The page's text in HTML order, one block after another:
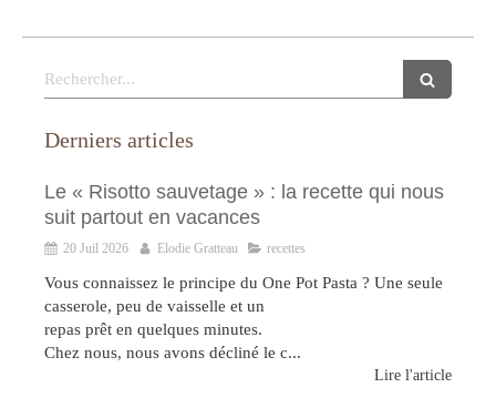
Rechercher
Derniers articles
Le « Risotto sauvetage » : la recette qui nous
suit partout en vacances
20 Juil 2026 Elodie Gratteau recettes
Vous connaissez le principe du One Pot Pasta ? Une seule
casserole, peu de vaisselle et un
repas prêt en quelques minutes.
Chez nous, nous avons décliné le c...
Lire l'article